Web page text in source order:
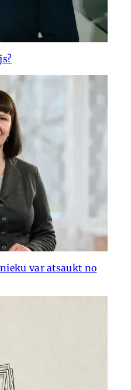
var atsaukt no